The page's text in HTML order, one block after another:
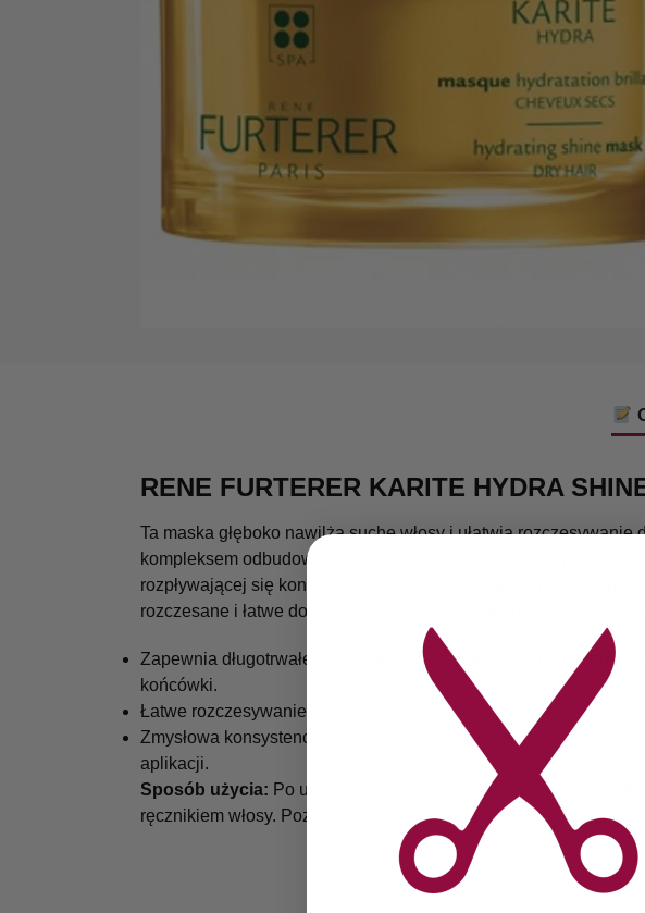
RENE FURTERER KARITE HYDRA
Ta maska ​​głęboko nawilża suche włosy i ułatwia
kompleksem odbudowującym. Warstwa hydrolipidowa jest
rozpływającej się konsystencji i delikatnemu zapachowi ta
rozczesane i łatwe do ułożenia włosy pozostają miękkie,
Zapewnia długotrwałe nawilżenie i naprawę: Olej Shea
końcówki.
Łatwe rozczesywanie i stylizacja: natychmiast miękkie, włosy są
Zmysłowa konsystencja z ekspresowym czasem aplikacji:
aplikacji.
Sposób użycia: Po umyciu szamponem nałóż niewielką ilość
ręcznikiem włosy. Pozostawić na 2 do 5 minut, rozczesać, a